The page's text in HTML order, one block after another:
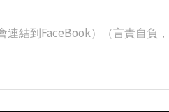
連結到FaceBook）（言責自負